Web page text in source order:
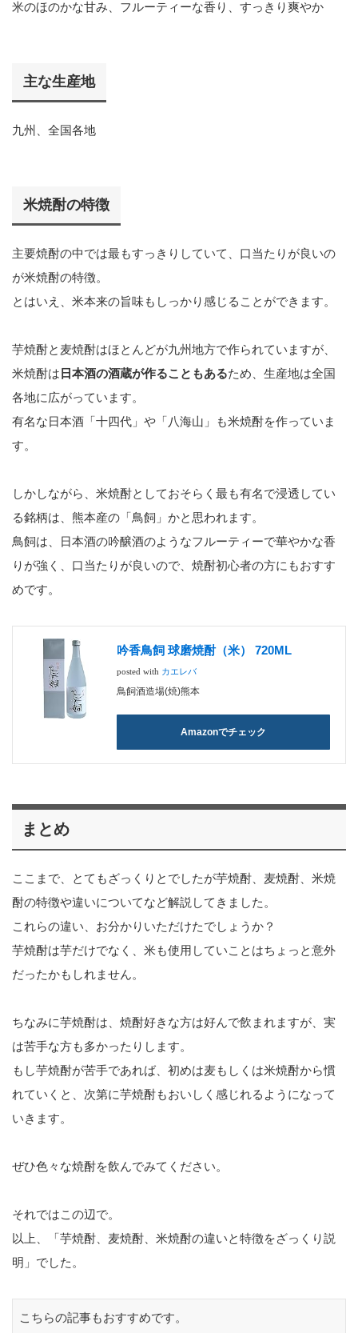
米のほのかな甘み、フルーティーな香り、すっきり爽やか
主な生産地
九州、全国各地
米焼酎の特徴
主要焼酎の中では最もすっきりしていて、口当たりが良いの
が米焼酎の特徴。
とはいえ、米本来の旨味もしっかり感じることができます。
芋焼酎と麦焼酎はほとんどが九州地方で作られていますが、
米焼酎は 日本酒の酒蔵が作ることもあるため、生産地は全国
各地に広がっています。
有名な日本酒「十四代」や「八海山」も米焼酎を作っていま
す。
しかしながら、米焼酎としておそらく最も有名で浸透してい
る銘柄は、熊本産の「鳥飼」かと思われます。
鳥飼は、日本酒の吟醸酒のようなフルーティーで華やかな香
りが強く、口当たりが良いので、焼酎初心者の方にもおすす
めです。
吟香鳥飼 球磨焼酎（米） 720ML
posted with カエレバ
鳥飼酒造場(焼)熊本
Amazonでチェック
まとめ
ここまで、とてもざっくりとでしたが芋焼酎、麦焼酎、米焼
酎の特徴や違いについてなど解説してきました。
これらの違い、お分かりいただけたでしょうか？
芋焼酎は芋だけでなく、米も使用していことはちょっと意外
だったかもしれません。
ちなみに芋焼酎は、焼酎好きな方は好んで飲まれますが、実
は苦手な方も多かったりします。
もし芋焼酎が苦手であれば、初めは麦もしくは米焼酎から慣
れていくと、次第に芋焼酎もおいしく感じれるようになって
いきます。
ぜひ色々な焼酎を飲んでみてください。
それではこの辺で。
以上、「芋焼酎、麦焼酎、米焼酎の違いと特徴をざっくり説
明」でした。
こちらの記事もおすすめです。